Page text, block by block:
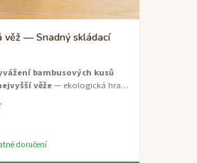
věž — Snadný skládací
bambusových kusů
věže— ekologická hra,
na učení, ale nekonečně
doručení